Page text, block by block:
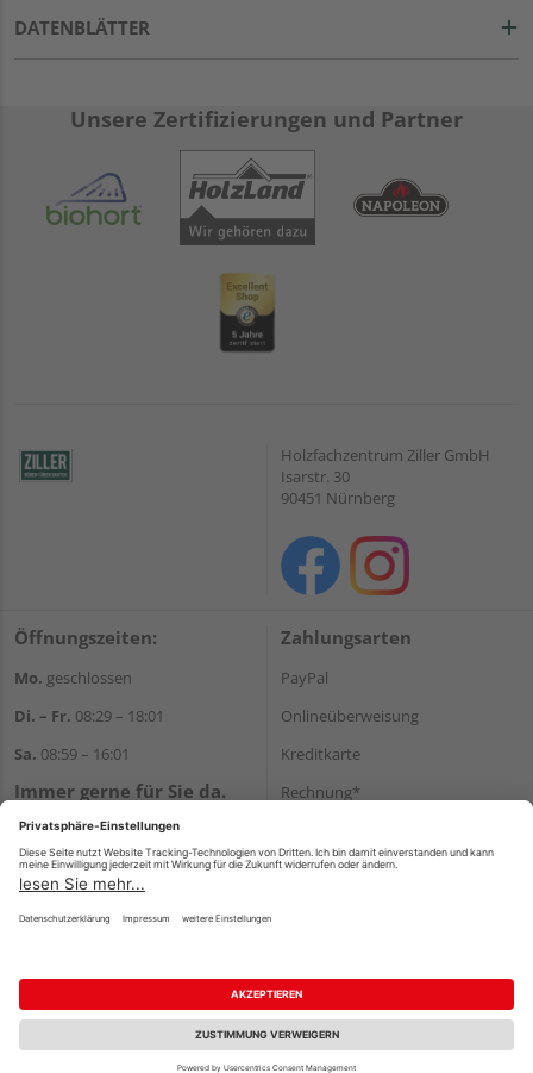
DATENBLÄTTER
Unsere Zertifizierungen und Partner
Holzfachzentrum Ziller GmbH
Isarstr. 30
90451 Nürnberg
Öffnungszeiten:
Mo. geschlossen
Di. – Fr. 08:29 – 18:01
Sa. 08:59 – 16:01
Immer gerne für Sie da.
E-Mail:kontakt@holzziller.de
Zahlungsarten
PayPal
Onlineüberweisung
Kreditkarte
Rechnung*
Versand
Impressum AGB Widerruf
Datenschutz
Reservierungsbedingungen
Vertrag widerrufen